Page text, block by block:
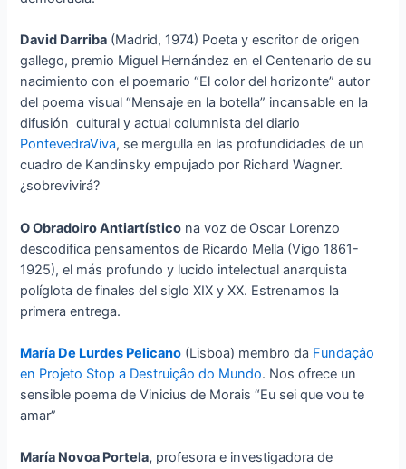
David Darriba (Madrid, 1974) Poeta y escritor de origen
gallego, premio Miguel Hernández en el Centenario de su
nacimiento con el poemario “El color del horizonte” autor
del poema visual “Mensaje en la botella” incansable en la
difusión cultural y actual columnista del diario
PontevedraViva, se mergulla en las profundidades de un
cuadro de Kandinsky empujado por Richard Wagner.
¿sobrevivirá?
O Obradoiro Antiartístico na voz de Oscar Lorenzo
descodifica pensamentos de Ricardo Mella (Vigo 1861-
1925), el más profundo y lucido intelectual anarquista
políglota de finales del siglo XIX y XX. Estrenamos la
primera entrega.
María De Lurdes Pelicano (Lisboa) membro da Fundaçâo
en Projeto Stop a Destruiçâo do Mundo. Nos ofrece un
sensible poema de Vinicius de Morais “Eu sei que vou te
amar”
María Novoa Portela, profesora e investigadora de